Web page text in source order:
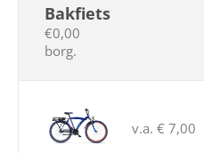
Bakfiets
€0,00
borg.
v.a. € 7,00